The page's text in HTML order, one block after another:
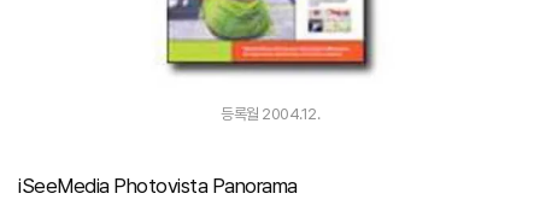
등록월 2004.12.
iSeeMedia Photovista Panorama